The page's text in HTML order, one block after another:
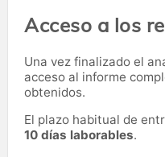
Acceso a los
Una vez finalizado el
acceso al informe
obtenidos.
El plazo habitual de
10 días laborables.